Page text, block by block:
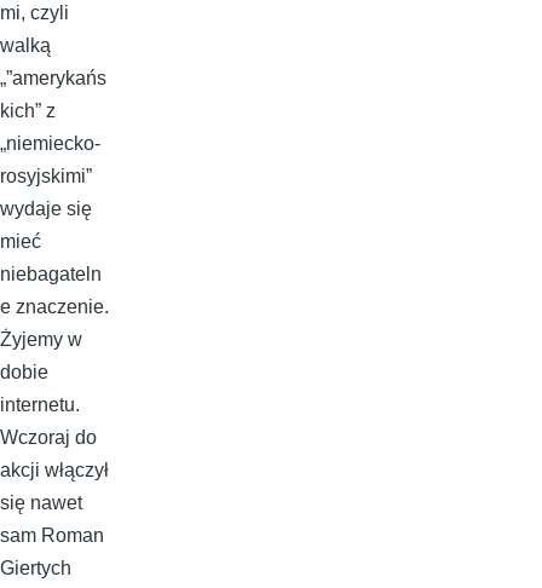
mi, czyli
walką
„”amerykańs
kich” z
„niemiecko-
rosyjskimi”
wydaje się
mieć
niebagateln
e znaczenie.
Żyjemy w
dobie
internetu.
Wczoraj do
akcji włączył
się nawet
sam Roman
Giertych